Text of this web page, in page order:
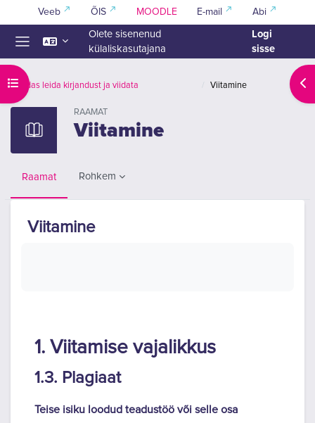
Jäta vahele peasisuni
Veeb ÕIS MOODLE E-mail Abi
Olete sisenenud
külaliskasutajana
Logi
sisse
Ava kursuse sisukord
Kuidas leida kirjandust ja viidata Viitamine
RAAMAT
Viitamine
Raamat Rohkem
Viitamine
1. Viitamise vajalikkus
1.3. Plagiaat
Teise isiku loodud teadustöö või selle osa